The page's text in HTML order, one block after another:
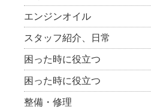
エンジンオイル
スタッフ紹介、日常
困った時に役立つ
困った時に役立つ
整備・修理